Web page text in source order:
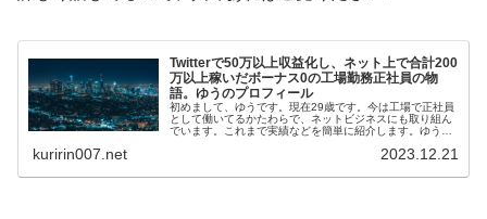
Twitterで50万以上収益化し、ネット上で合計200
万以上稼いだボーナス0の工場勤務正社員の物
語。ゆうのプロフィール
初めまして、ゆうです。現在29歳です。今は工場で正社員
として働いてるかたわらで、ネットビジネスにも取り組ん
でいます。これまで実績などを簡単に紹介します。ゆうの
kuririn007.net 2023.12.21